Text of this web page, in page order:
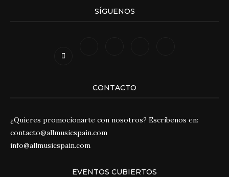
SÍGUENOS
CONTACTO
¿Quieres promocionarte con nosotros? Escríbenos en:
contacto@allmusicspain.com
info@allmusicspain.com
EVENTOS CUBIERTOS